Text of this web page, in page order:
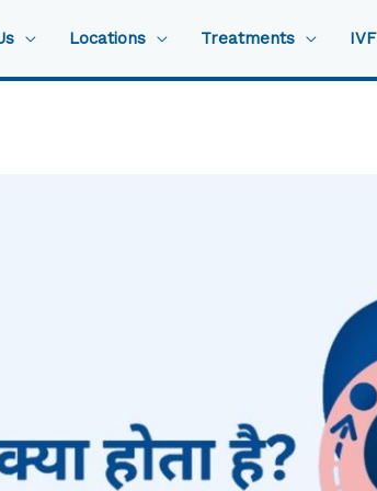
Locations Treatments IVF